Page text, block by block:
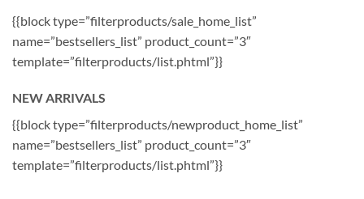
{{block type=”filterproducts/sale_home_list”
name=”bestsellers_list” product_count=”3″
template=”filterproducts/list.phtml”}}
NEW ARRIVALS
{{block type=”filterproducts/newproduct_home_list”
name=”bestsellers_list” product_count=”3″
template=”filterproducts/list.phtml”}}